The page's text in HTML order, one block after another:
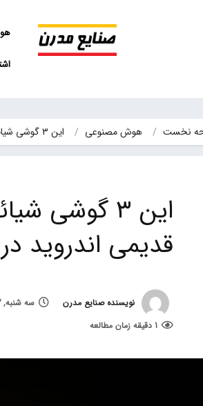
نخست هوش مصنوعی این ۳ گوشی شیائومی HyperOS را با نسخه قدیمی اندروید دریافت…
قدیمی اندروید
نویسنده صنایع مدرن سه شنبه, 3 بهمن 1402, ساعت 17:37
1 دقیقه زمان مطالعه